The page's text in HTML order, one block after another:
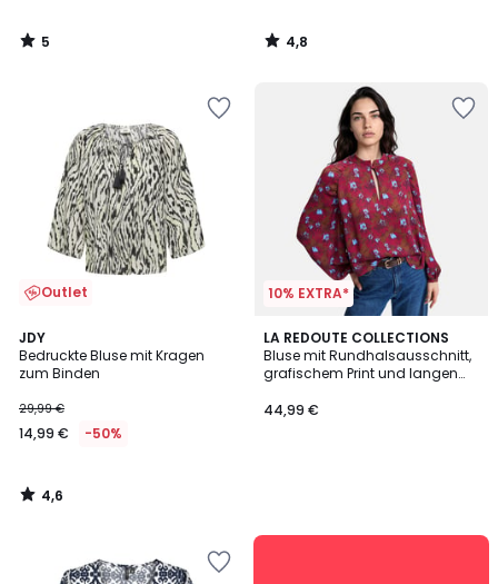
5
/
4,8
/
Outlet
JDY
Bedruckte Bluse mit Kragen
zum Binden
29,99 €
14,99 € -50%
4,6
/ 5
4,6
/
10% EXTRA*
LA REDOUTE COLLECTIONS
Bluse mit Rundhalsausschnitt,
grafischem Print und langen
44,99 €
Unsere